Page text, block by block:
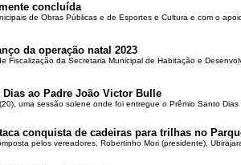
concluída
de Obras Públicas e de Esportes e Cultura e com o
da operação natal 2023
Fiscalização da Secretaria Municipal de Habitação e
ao Padre João Victor Bulle
uma sessão solene onde foi entregue o Prêmio Santo
conquista de cadeiras para trilhas no
pelos vereadores, Robertinho Mori (presidente),